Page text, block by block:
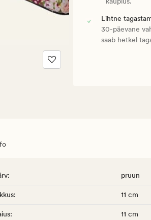
Lihtne
30-päevane
saab hetkel
: pruun
: 11 cm
: 11 cm